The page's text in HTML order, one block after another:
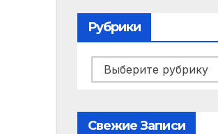
Рубрики
Рубрики
Свежие Записи